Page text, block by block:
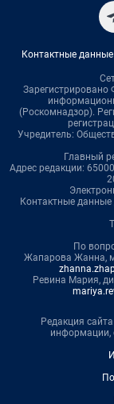
Контактные
Зарегистрировано
(Роскомнадзор).
Учредитель:
Главный
Адрес редакции:
Контактные данные
По
Жапарова Жанна,
Ревина Мария,
Редакция
информации,